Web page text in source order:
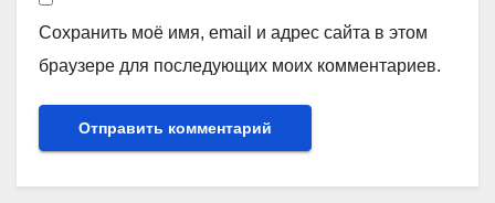
Сохранить моё имя, email и адрес сайта в этом
браузере для последующих моих комментариев.